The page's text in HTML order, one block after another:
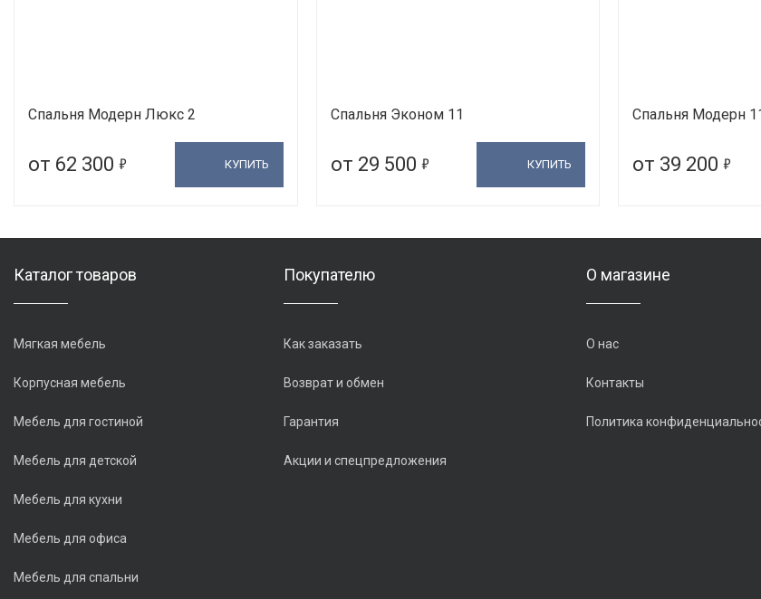
Спальня Модерн Люкс 2
от 62 300 5 КУПИТЬ
Спальня Эконом 11
от 29 500 5 КУПИТЬ
Спальня Модерн
от 39 200 5
Каталог товаров
Мягкая мебель
Корпусная мебель
Мебель для гостиной
Мебель для детской
Мебель для кухни
Мебель для офиса
Мебель для спальни
Покупателю
Как заказать
Возврат и обмен
Гарантия
Акции и спецпредложения
О магазине
О нас
Контакты
Политика